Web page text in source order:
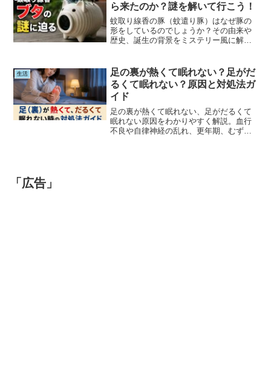
ら来たのか？謎を解いて行こう！
蚊取り線香の豚（蚊遣り豚）はなぜ豚の
形をしているのでしょうか？その由来や
歴史、誕生の背景をミステリー風に解
に迫ります。
生活
足の裏が熱くて眠れない？足がだ
るくて眠れない？原因と対処法ガ
イド
足の裏が熱くて眠れない、足がだるくて
眠れない原因をわかりやすく解説。血行
不良や自律神経の乱れ、更年期、むずむ
「広告」